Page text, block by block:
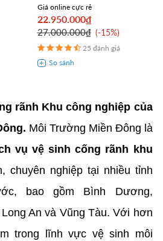
Giá online cực rẻ
22.950.000₫
27.000.000₫ -15%
25 đánh giá
rãnh Khu công nghiệp của
Môi Trường Miền Đông là
vụ vệ sinh cống rãnh khu
chuyên nghiệp tại nhiều tỉnh
bao gồm Bình Dương,
An và Vũng Tàu. Với hơn
trong lĩnh vực vệ sinh môi